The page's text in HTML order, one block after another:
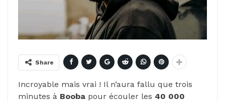
Share
Incroyable mais vrai ! Il n’aura fallu que trois
minutes à Booba pour écouler les 40 000